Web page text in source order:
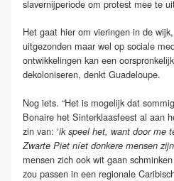
slavernijperiode om protest mee te
Het gaat hier om vieringen in de
uitgezonden maar wel op sociale
ontwikkelingen kan een
dekoloniseren, denkt Guadeloupe.
Nog iets. “Het is mogelijk dat
Bonaire het Sinterklaasfeest al aan
zin van: ‘ik speel het, want door me
Zwarte Piet níet donkere mensen
mensen zich ook wit gaan
zou passen in een regionale